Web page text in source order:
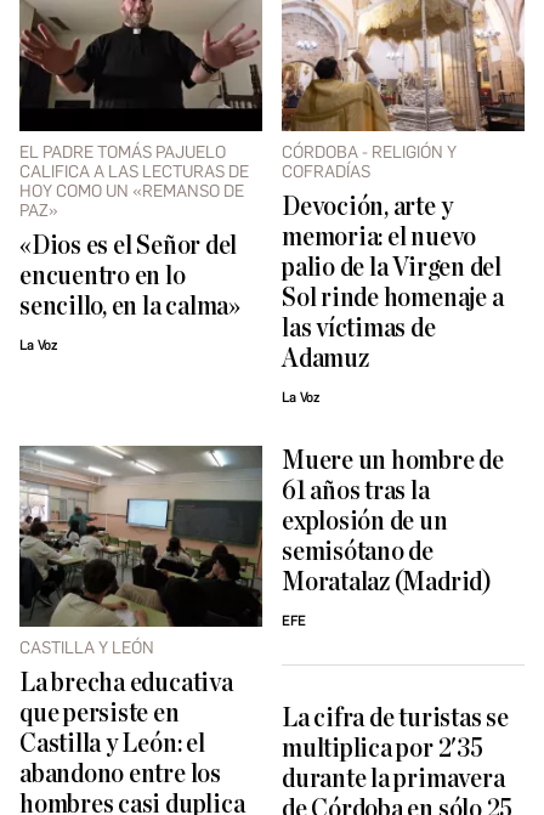
EL PADRE TOMÁS PAJUELO
CALIFICA A LAS LECTURAS DE
HOY COMO UN «REMANSO DE
PAZ»
«Dios es el Señor del
encuentro en lo
sencillo, en la calma»
La Voz
CÓRDOBA - RELIGIÓN Y
COFRADÍAS
Devoción, arte y
memoria: el nuevo
palio de la Virgen del
Sol rinde homenaje a
las víctimas de
Adamuz
La Voz
CASTILLA Y LEÓN
La brecha educativa
que persiste en
Castilla y León: el
abandono entre los
hombres casi duplica
Muere un hombre de
61 años tras la
explosión de un
semisótano de
Moratalaz (Madrid)
EFE
La cifra de turistas se
multiplica por 2'35
durante la primavera